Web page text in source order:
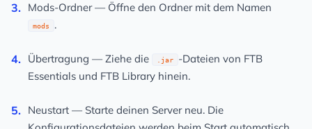
Mods-Ordner— Öffne den Ordner mit dem Namen
mods .
Übertragung — Ziehe die .jar
-Dateien von FTB
Essentials und FTB Library hinein.
Neustart — Starte deinen Server neu. Die